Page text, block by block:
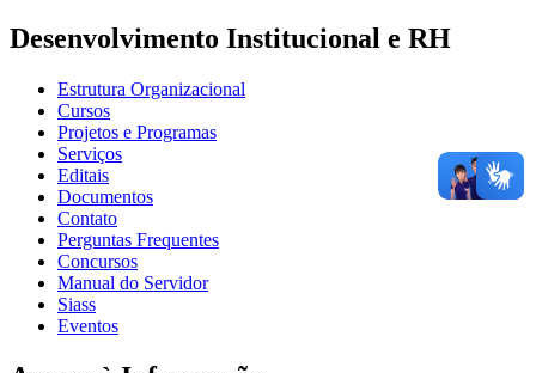
Desenvolvimento Institucional e RH
Estrutura Organizacional
Cursos
Projetos e Programas
Serviços
Editais
Documentos
Contato
Perguntas Frequentes
Concursos
Manual do Servidor
Siass
Eventos